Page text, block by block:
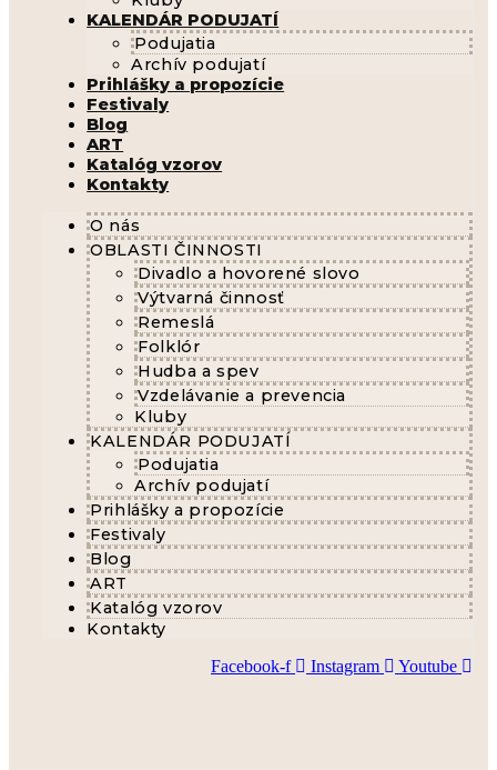
KALENDÁR PODUJATÍ
Podujatia
Archív podujatí
Prihlášky a propozície
Festivaly
Blog
ART
Katalóg vzorov
Kontakty
O nás
OBLASTI ČINNOSTI
Divadlo a hovorené slovo
Výtvarná činnosť
Remeslá
Folklór
Hudba a spev
Vzdelávanie a prevencia
Kluby
KALENDÁR PODUJATÍ
Podujatia
Archív podujatí
Prihlášky a propozície
Festivaly
Blog
ART
Katalóg vzorov
Kontakty
Facebook-f Instagram Youtube